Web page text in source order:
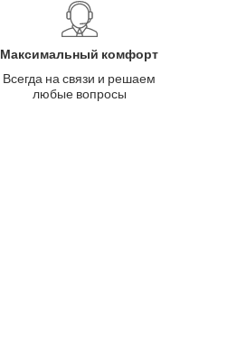
Максимальный комфорт
Всегда на связи и решаем
любые вопросы